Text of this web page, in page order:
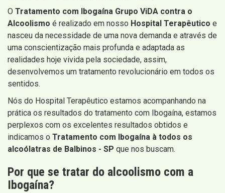
O Tratamento com Ibogaína Grupo ViDA contra o
Alcoolismo é realizado em nosso Hospital Terapêutico e
nasceu da necessidade de uma nova demanda e através de
uma conscientização mais profunda e adaptada as
realidades hoje vivida pela sociedade, assim,
desenvolvemos um tratamento revolucionário em todos os
sentidos.
Nós do Hospital Terapêutico estamos acompanhando na
prática os resultados do tratamento com Ibogaína, estamos
perplexos com os excelentes resultados obtidos e
indicamos o Tratamento com Ibogaína à todos os
alcoólatras de Balbinos - SP que nos buscam.
Por que se tratar do alcoolismo com a
Ibogaína?